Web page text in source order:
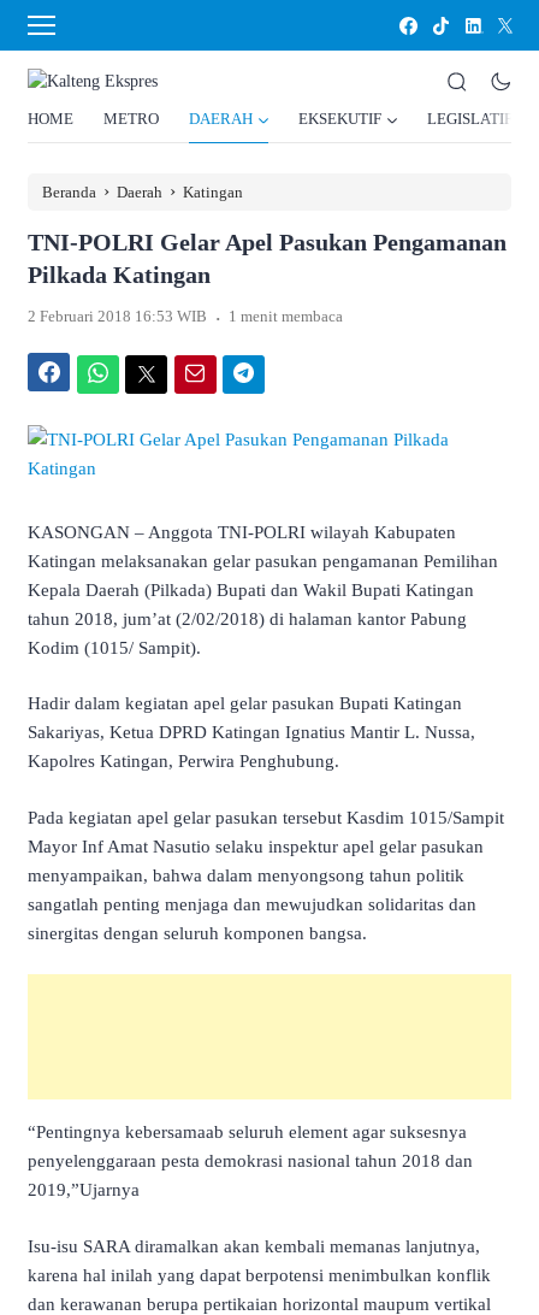
HOME METRO DAERAH EKSEKUTIF LEGISLATIF
Beranda › Daerah › Katingan
TNI-POLRI Gelar Apel Pasukan Pengamanan
Pilkada Katingan
2 Februari 2018 16:53 WIB . 1 menit membaca
KASONGAN – Anggota TNI-POLRI wilayah Kabupaten
Katingan melaksanakan gelar pasukan pengamanan Pemilihan
Kepala Daerah (Pilkada) Bupati dan Wakil Bupati Katingan
tahun 2018, jum’at (2/02/2018) di halaman kantor Pabung
Kodim (1015/ Sampit).
Hadir dalam kegiatan apel gelar pasukan Bupati Katingan
Sakariyas, Ketua DPRD Katingan Ignatius Mantir L. Nussa,
Kapolres Katingan, Perwira Penghubung.
Pada kegiatan apel gelar pasukan tersebut Kasdim 1015/Sampit
Mayor Inf Amat Nasutio selaku inspektur apel gelar pasukan
menyampaikan, bahwa dalam menyongsong tahun politik
sangatlah penting menjaga dan mewujudkan solidaritas dan
sinergitas dengan seluruh komponen bangsa.
“Pentingnya kebersamaab seluruh element agar suksesnya
penyelenggaraan pesta demokrasi nasional tahun 2018 dan
2019,”Ujarnya
Isu-isu SARA diramalkan akan kembali memanas lanjutnya,
karena hal inilah yang dapat berpotensi menimbulkan konflik
dan kerawanan berupa pertikaian horizontal maupum vertikal